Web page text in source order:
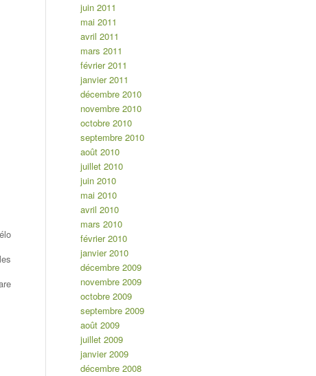
juin 2011
mai 2011
avril 2011
mars 2011
février 2011
janvier 2011
décembre 2010
novembre 2010
octobre 2010
septembre 2010
août 2010
juillet 2010
juin 2010
mai 2010
avril 2010
mars 2010
février 2010
janvier 2010
décembre 2009
novembre 2009
octobre 2009
septembre 2009
août 2009
juillet 2009
janvier 2009
décembre 2008